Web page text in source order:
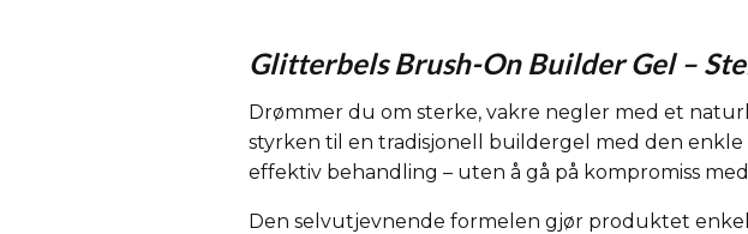
Glitterbels Brush-On Builder Gel –
Drømmer du om sterke, vakre negler med et
styrken til en tradisjonell buildergel med den
effektiv behandling – uten å gå på kompromiss
Den selvutjevnende formelen gjør produktet